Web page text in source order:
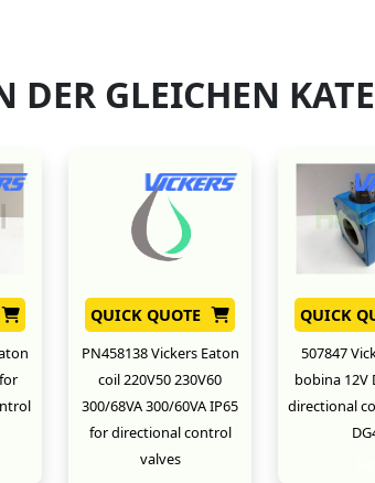
DER GLEICHEN
QUICK QUOTE
PN458138 Vickers Eaton
coil 220V50 230V60
300/68VA 300/60VA IP65
for directional control
valves
QUICK
507847
bobina 12V
directional